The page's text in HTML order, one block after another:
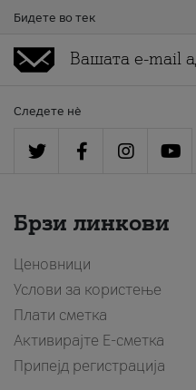
Бидете во тек
Следете нè
Брзи линкови
Ценовници
Услови за користење
Плати сметка
Активирајте Е-сметка
Припејд регистрација